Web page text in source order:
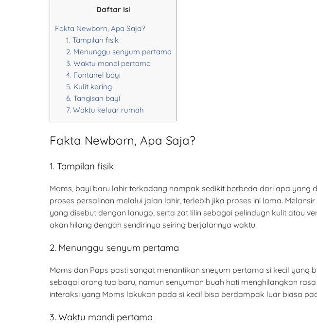
Daftar Isi
Fakta Newborn, Apa Saja?
1. Tampilan fisik
2. Menunggu senyum pertama
3. Waktu mandi pertama
4. Fontanel bayi
5. Kulit kering
6. Tangisan bayi
7. Waktu keluar rumah
Fakta Newborn, Apa Saja?
1. Tampilan fisik
Moms, bayi baru lahir terkadang nampak sedikit berbeda dari apa
proses persalinan melalui jalan lahir, terlebih jika proses ini lama. Melansir
yang disebut dengan lanugo, serta zat lilin sebagai pelindugn kulit atau
akan hilang dengan sendirinya seiring berjalannya waktu.
2. Menunggu senyum pertama
Moms dan Paps pasti sangat menantikan sneyum pertama si kecil yang
sebagai orang tua baru, namun senyuman buah hati menghilangkan
interaksi yang Moms lakukan pada si kecil bisa berdampak luar biasa
3. Waktu mandi pertama